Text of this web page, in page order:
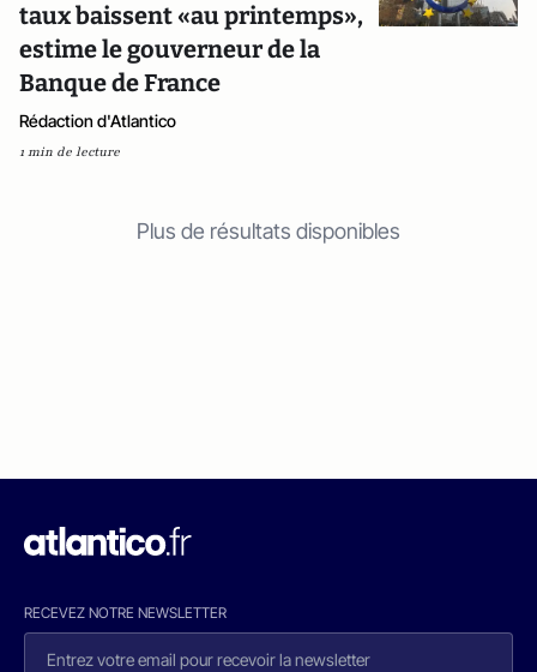
taux baissent «au printemps»,
estime le gouverneur de la
Banque de France
Rédaction d'Atlantico
1 min de lecture
Plus de résultats disponibles
RECEVEZ NOTRE NEWSLETTER